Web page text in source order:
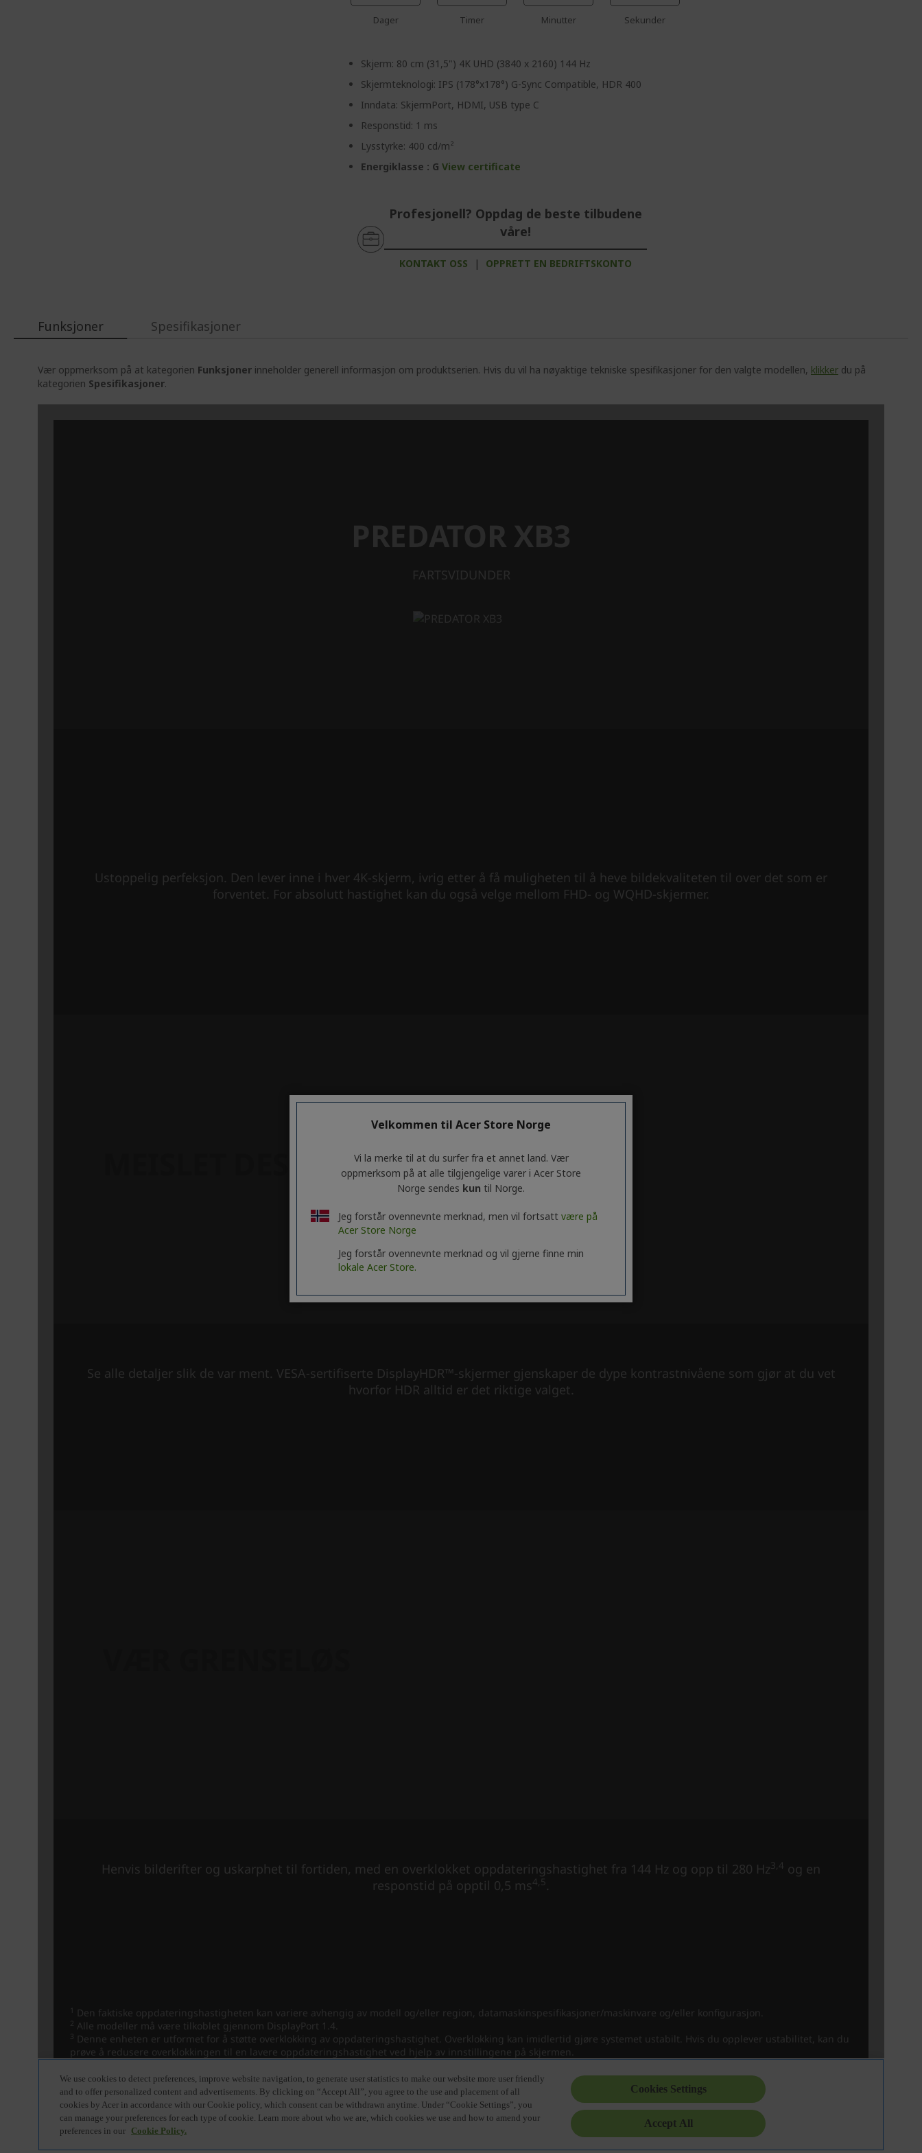
Dager Timer Minutter Sekunder
Skjerm: 80 cm (31,5") 4K UHD (3840 x 2160) 144 Hz
Skjermteknologi: IPS (178°x178°) G-Sync Compatible, HDR 400
Inndata: SkjermPort, HDMI, USB type C
Responstid: 1 ms
Lysstyrke: 400 cd/m²
Energiklasse : GView certificate
Profesjonell? Oppdag de beste tilbudene
våre!
KONTAKT OSS | OPPRETT EN BEDRIFTSKONTO
Funksjoner
Vær oppmerksom på at kategorien Funksjoner inneholder generell informasjon om produktserien. Hvis du vil ha nøyaktige tekniske spesifikasjoner for den valgte modellen, klikker du på
kategorien Spesifikasjoner.
Spesifikasjoner
Velkommen til Acer Store Norge
Vi la merke til at du surfer fra et annet land. Vær
oppmerksom på at alle tilgjengelige varer i Acer Store
Norge sendes kun til Norge.
Jeg forstår ovennevnte merknad, men vil fortsatt være på
Acer Store Norge
Jeg forstår ovennevnte merknad og vil gjerne finne min
lokale Acer Store.